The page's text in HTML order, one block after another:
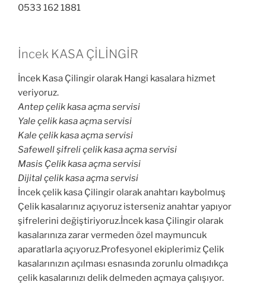
0533 162 1881
İncek KASA ÇİLİNGİR
İncek Kasa Çilingir olarak Hangi kasalara hizmet
veriyoruz.
Antep çelik kasa açma servisi
Yale çelik kasa açma servisi
Kale çelik kasa açma servisi
Safewell şifreli çelik kasa açma servisi
Masis Çelik kasa açma servisi
Dijital çelik kasa açma servisi
İncek çelik kasa Çilingir olarak anahtarı kaybolmuş
Çelik kasalarınız açıyoruz isterseniz anahtar yapıyor
şifrelerini değiştiriyoruz.İncek kasa Çilingir olarak
kasalarınıza zarar vermeden özel maymuncuk
aparatlarla açıyoruz.Profesyonel ekiplerimiz Çelik
kasalarınızın açılması esnasında zorunlu olmadıkça
çelik kasalarınızı delik delmeden açmaya çalışıyor.